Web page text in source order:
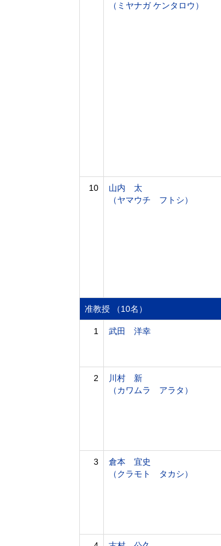
（ミヤナガ ケンタロウ）
10
山内 太
（ヤマウチ フトシ）
准教授 （10名）
1 武田 洋幸
2
川村 新
（カワムラ アラタ）
3
倉本 宜史
（クラモト タカシ）